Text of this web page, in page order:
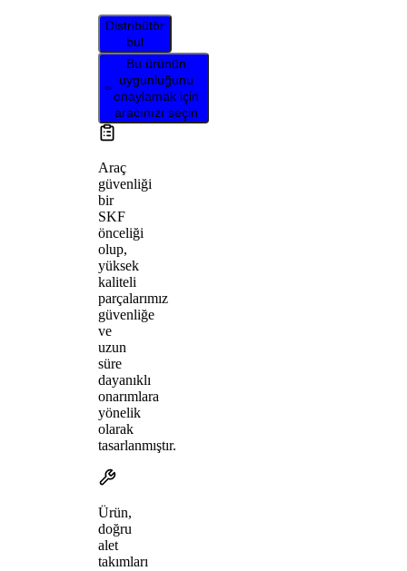
Distribütör
bul
Bu ürünün
uygunluğunu
onaylamak için
aracınızı seçin
Araç
güvenliği
bir
SKF
önceliği
olup,
yüksek
kaliteli
parçalarımız
güvenliğe
ve
uzun
süre
dayanıklı
onarımlara
yönelik
olarak
tasarlanmıştır.
Ürün,
doğru
alet
takımları